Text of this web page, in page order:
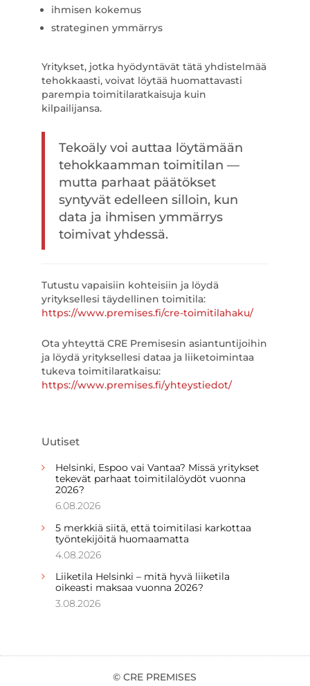
ihmisen kokemus
strateginen ymmärrys
Yritykset, jotka hyödyntävät tätä yhdistelmää
tehokkaasti, voivat löytää huomattavasti
parempia toimitilaratkaisuja kuin
kilpailijansa.
Tekoäly voi auttaa löytämään
tehokkaamman toimitilan —
mutta parhaat päätökset
syntyvät edelleen silloin, kun
data ja ihmisen ymmärrys
toimivat yhdessä.
Tutustu vapaisiin kohteisiin ja löydä
yrityksellesi täydellinen toimitila:
https://www.premises.fi/cre-toimitilahaku/
Ota yhteyttä CRE Premisesin asiantuntijoihin
ja löydä yrityksellesi dataa ja liiketoimintaa
tukeva toimitilaratkaisu:
https://www.premises.fi/yhteystiedot/
Uutiset
Helsinki, Espoo vai Vantaa? Missä yritykset
tekevät parhaat toimitilalöydöt vuonna
2026?
6.08.2026
5 merkkiä siitä, että toimitilasi karkottaa
työntekijöitä huomaamatta
4.08.2026
Liiketila Helsinki – mitä hyvä liiketila
oikeasti maksaa vuonna 2026?
3.08.2026
© CRE PREMISES